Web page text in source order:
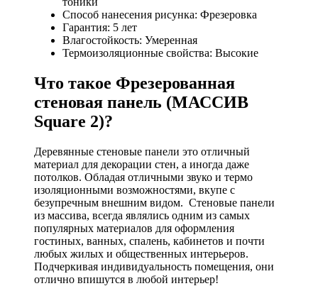
Способ нанесения рисунка: Фрезеровка
Гарантия: 5 лет
Влагостойкость: Умеренная
Термоизоляционные свойства: Высокие
Что такое Фрезерованная
стеновая панель (МАССИВ
Square 2)?
Деревянные стеновые панели это отличный
материал для декорации стен, а иногда даже
потолков. Обладая отличными звуко и термо
изоляционными возможностями, вкупе с
безупречным внешним видом. Стеновые панели
из массива, всегда являлись одним из самых
популярных материалов для оформления
гостиных, ванных, спалень, кабинетов и почти
любых жилых и общественных интерьеров.
Подчеркивая индивидуальность помещения, они
отлично впишутся в любой интерьер!